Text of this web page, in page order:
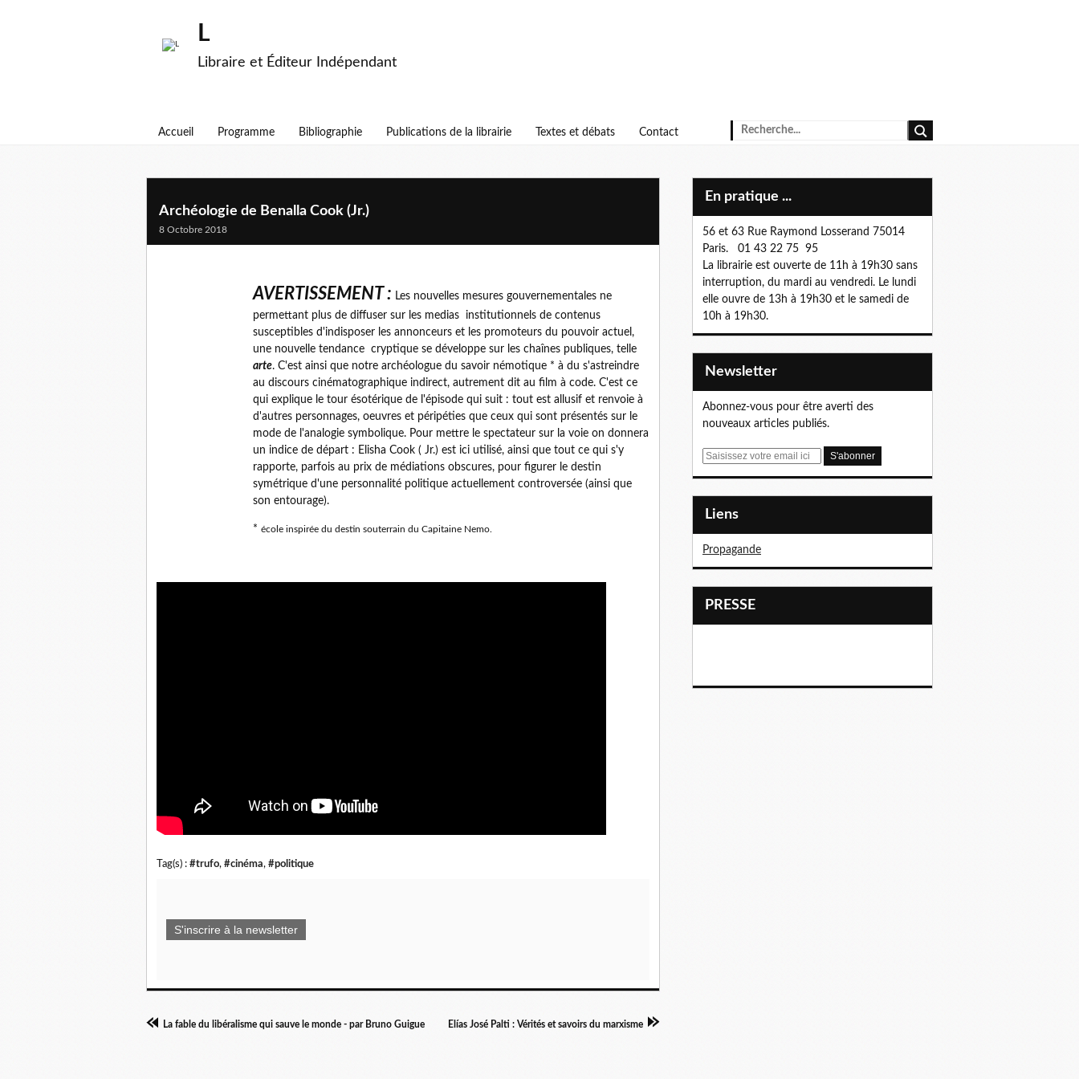
L
Libraire et Éditeur Indépendant
Accueil Programme Bibliographie Publications de la librairie Textes et débats Contact
Archéologie de Benalla Cook (Jr.)
8 Octobre 2018
AVERTISSEMENT : Les nouvelles mesures gouvernementales ne
permettant plus de diffuser sur les medias institutionnels de contenus
susceptibles d'indisposer les annonceurs et les promoteurs du pouvoir actuel,
une nouvelle tendance cryptique se développe sur les chaînes publiques, telle
arte. C'est ainsi que notre archéologue du savoir némotique * à du s'astreindre
au discours cinématographique indirect, autrement dit au film à code. C'est ce
qui explique le tour ésotérique de l'épisode qui suit : tout est allusif et renvoie à
d'autres personnages, oeuvres et péripéties que ceux qui sont présentés sur le
mode de l'analogie symbolique. Pour mettre le spectateur sur la voie on donnera
un indice de départ : Elisha Cook ( Jr.) est ici utilisé, ainsi que tout ce qui s'y
rapporte, parfois au prix de médiations obscures, pour figurer le destin
symétrique d'une personnalité politique actuellement controversée (ainsi que
son entourage).
* école inspirée du destin souterrain du Capitaine Nemo.
Tag(s) : #trufo, #cinéma, #politique
S'inscrire à la newsletter
La fable du libéralisme qui sauve le monde - par Bruno Guigue Elías José Palti : Vérités et savoirs du marxisme
En pratique ...
56 et 63 Rue Raymond Losserand 75014
Paris. 01 43 22 75 95
La librairie est ouverte de 11h à 19h30 sans
interruption, du mardi au vendredi. Le lundi
elle ouvre de 13h à 19h30 et le samedi de
10h à 19h30.
Newsletter
Abonnez-vous pour être averti des
nouveaux articles publiés.
E
Liens
Propagande
PRESSE